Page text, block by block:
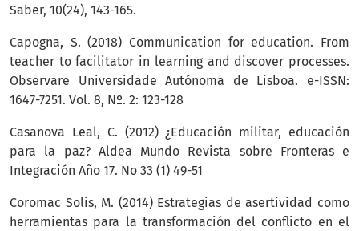
Saber, 10(24), 143-165.
Capogna, S. (2018) Communication for education. From
teacher to facilitator in learning and discover processes.
Observare Universidade Autónoma de Lisboa. e-ISSN:
1647-7251. Vol. 8, Nº. 2: 123-128
Casanova Leal, C. (2012) ¿Educación militar, educación
para la paz? Aldea Mundo Revista sobre Fronteras e
Integración Año 17. No 33 (1) 49-51
Coromac Solis, M. (2014) Estrategias de asertividad como
herramientas para la transformación del conflicto en el